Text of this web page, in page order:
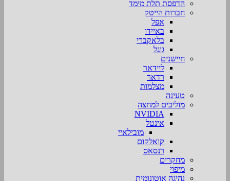
הדפסת תלת מימד
חברות הייטק
אפל
באיידו
בלאקברי
גוגל
חיישנים
ליידאר
רדאר
מצלמות
טעינה
מוליכים למחצה
NVIDIA
אינטל
מובילאיי
קואלקום
רנסאס
מחקרים
מיפוי
נהיגה אוטונומית